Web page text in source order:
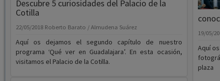
Descubre 5 curiosidades del Palacio de la
Cotilla
22/05/2018 Roberto Barato / Almudena Suárez
Aquí os dejamos el segundo capítulo de nuestro
programa ‘Qué ver en Guadalajara’. En esta ocasión,
visitamos el Palacio de la Cotilla.
19/05/
Aquí
plaza